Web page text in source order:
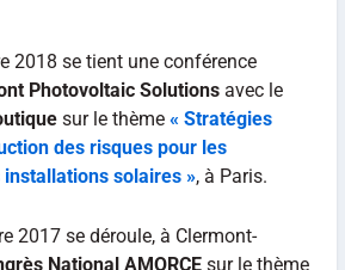
2018 se tient une conférence
Photovoltaic Solutionsavec le
sur le thème « Stratégies
des risques pour les
solaires », à Paris.
2017 se déroule, à Clermont-
National AMORCEsur le thème